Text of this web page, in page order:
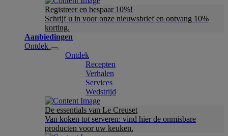
Registreer en bespaar 10%!
Schrijf u in voor onze nieuwsbrief en ontvang 10%
korting.
Aanbiedingen
Ontdek
Ontdek
Recepten
Verhalen
Services
Wedstrijd
De essentials van Le Creuset
Van koken tot serveren: vind hier de onmisbare
producten voor uw keuken.